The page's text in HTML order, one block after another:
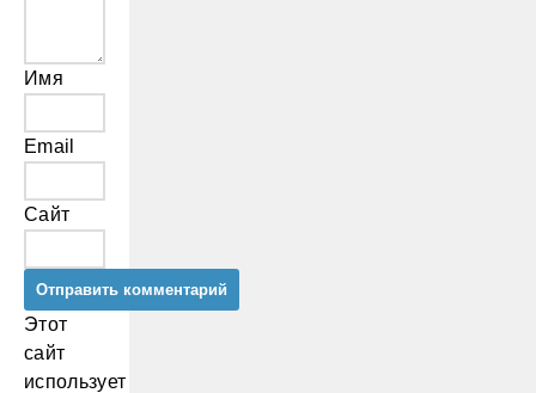
Имя
Email
Сайт
Этот
сайт
использует